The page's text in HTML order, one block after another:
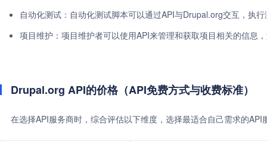
自动化测试：自动化测试脚本可以通过API与Drupal.org交互，执
项目维护：项目维护者可以使用API来管理和获取项目相关的信息
Drupal.org API的价格（API免费方式与收费标准）
在选择API服务商时，综合评估以下维度，选择最适合自己需求的